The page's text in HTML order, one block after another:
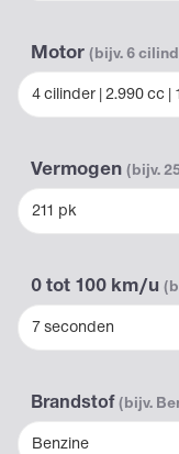
Motor (bijv. 6
4 cilinder | 2.990 cc |
Vermogen (bijv.
211 pk
0 tot 100 km/u
7 seconden
Brandstof (bijv.
Benzine